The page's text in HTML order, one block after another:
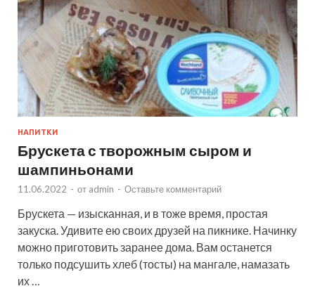
НАПИТКИ
Брускета с творожным сыром и
шампиньонами
11.06.2022 - от admin - Оставьте комментарий
Брускета — изысканная, и в тоже время, простая
закуска. Удивите ею своих друзей на пикнике. Начинку
можно приготовить заранее дома. Вам останется
только подсушить хлеб (тосты) на мангале, намазать
их …